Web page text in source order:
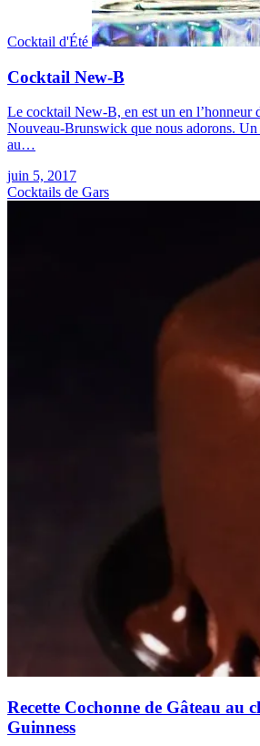
Cocktail d'Été
Cocktail New-B
Le cocktail New-B, en est un en l’honneur
Nouveau-Brunswick que nous adorons.
au…
juin 5, 2017
Cocktails de Gars
Recette Cochonne de Gâteau au
Guinness